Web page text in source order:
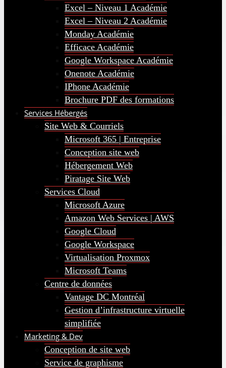
Excel – Niveau 1 Académie
Excel – Niveau 2 Académie
Monday Académie
Efficace Académie
Google Workspace Académie
Onenote Académie
IPhone Académie
Brochure PDF des formations
Services Hébergés
Site Web & Courriels
Microsoft 365 | Entreprise
Conception site web
Hébergement Web
Piratage Site Web
Services Cloud
Microsoft Azure
Amazon Web Services | AWS
Google Cloud
Google Workspace
Virtualisation Proxmox
Microsoft Teams
Centre de données
Vantage DC Montréal
Gestion d’infrastructure virtuelle
simplifiée
Marketing & Dev
Conception de site web
Service de graphisme